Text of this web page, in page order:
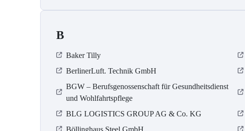
B
Baker Tilly
BerlinerLuft. Technik GmbH
BGW – Berufsgenossenschaft für Gesundheitsdienst
und Wohlfahrtspflege
BLG LOGISTICS GROUP AG & Co. KG